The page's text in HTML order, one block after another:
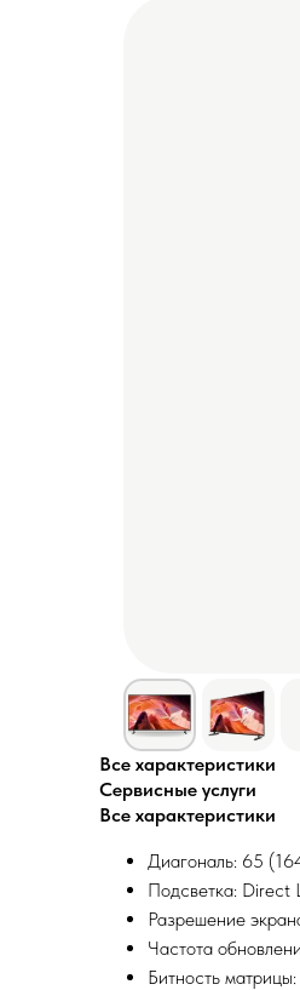
Все характеристики
Сервисные услуги
Все характеристики
Диагональ: 65
Подсветка: Direct
Разрешение
Частота
Битность